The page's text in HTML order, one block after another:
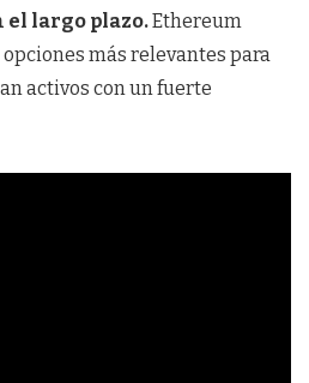
el largo plazo.Ethereum
más relevantes para
activos con un fuerte